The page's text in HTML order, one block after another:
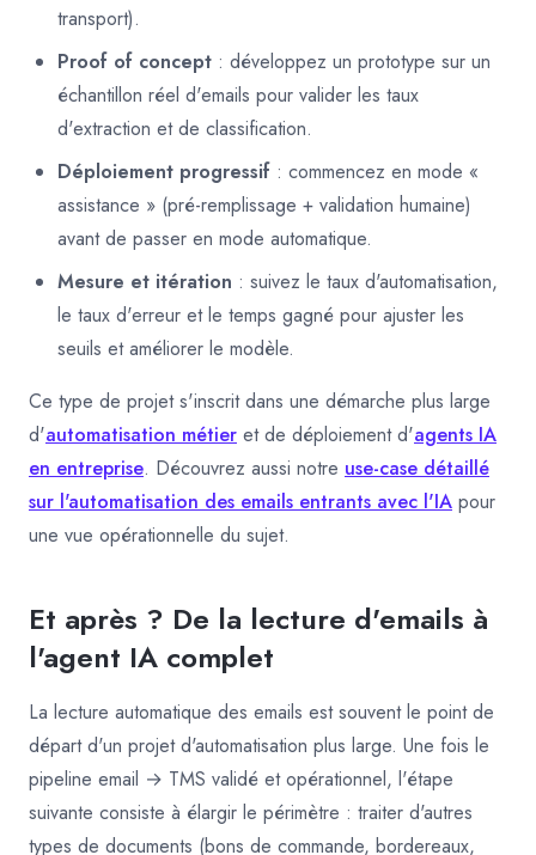
transport).
Proof of concept : développez un prototype sur un
échantillon réel d'emails pour valider les taux
d'extraction et de classification.
Déploiement progressif : commencez en mode «
assistance » (pré-remplissage + validation humaine)
avant de passer en mode automatique.
Mesure et itération : suivez le taux d'automatisation,
le taux d'erreur et le temps gagné pour ajuster les
seuils et améliorer le modèle.
Ce type de projet s'inscrit dans une démarche plus large
d'automatisation métier et de déploiement d'agents IA
en entreprise. Découvrez aussi notre use-case détaillé
sur l'automatisation des emails entrants avec l'IA pour
une vue opérationnelle du sujet.
Et après ? De la lecture d'emails à
l'agent IA complet
La lecture automatique des emails est souvent le point de
départ d'un projet d'automatisation plus large. Une fois le
pipeline email → TMS validé et opérationnel, l'étape
suivante consiste à élargir le périmètre : traiter d'autres
types de documents (bons de commande, bordereaux,